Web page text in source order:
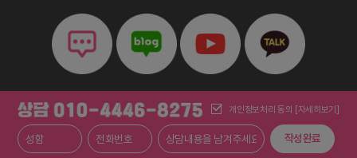
개인정보처리 동의 [자세히보기]
작성완료